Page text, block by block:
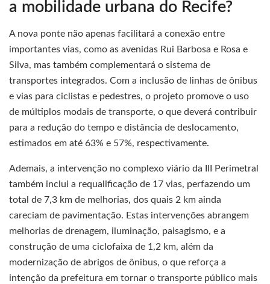
a mobilidade urbana do Recife?
A nova ponte não apenas facilitará a conexão entre
importantes vias, como as avenidas Rui Barbosa e Rosa e
Silva, mas também complementará o sistema de
transportes integrados. Com a inclusão de linhas de ônibus
e vias para ciclistas e pedestres, o projeto promove o uso
de múltiplos modais de transporte, o que deverá contribuir
para a redução do tempo e distância de deslocamento,
estimados em até 63% e 57%, respectivamente.
Ademais, a intervenção no complexo viário da III Perimetral
também inclui a requalificação de 17 vias, perfazendo um
total de 7,3 km de melhorias, dos quais 2 km ainda
careciam de pavimentação. Estas intervenções abrangem
melhorias de drenagem, iluminação, paisagismo, e a
construção de uma ciclofaixa de 1,2 km, além da
modernização de abrigos de ônibus, o que reforça a
intenção da prefeitura em tornar o transporte público mais